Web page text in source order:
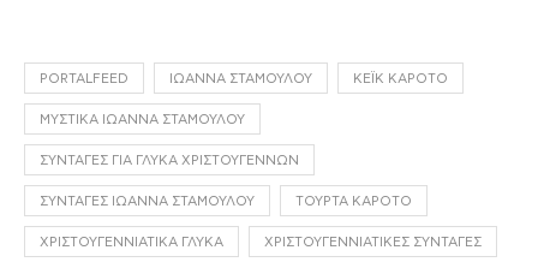
PORTALFEED ΙΩΆΝΝΑ ΣΤΑΜΟΎΛΟΥ ΚΈΙΚ ΚΑΡΌΤΟ
ΜΥΣΤΙΚΆ ΙΩΆΝΝΑ ΣΤΑΜΟΎΛΟΥ
ΣΥΝΤΑΓΈΣ ΓΙΑ ΓΛΥΚΆ ΧΡΙΣΤΟΥΓΈΝΝΩΝ
ΣΥΝΤΑΓΈΣ ΙΩΆΝΝΑ ΣΤΑΜΟΎΛΟΥ ΤΟΎΡΤΑ ΚΑΡΌΤΟ
ΧΡΙΣΤΟΥΓΕΝΝΙΆΤΙΚΑ ΓΛΥΚΆ ΧΡΙΣΤΟΥΓΕΝΝΙΆΤΙΚΕΣ ΣΥΝΤΑΓΈΣ